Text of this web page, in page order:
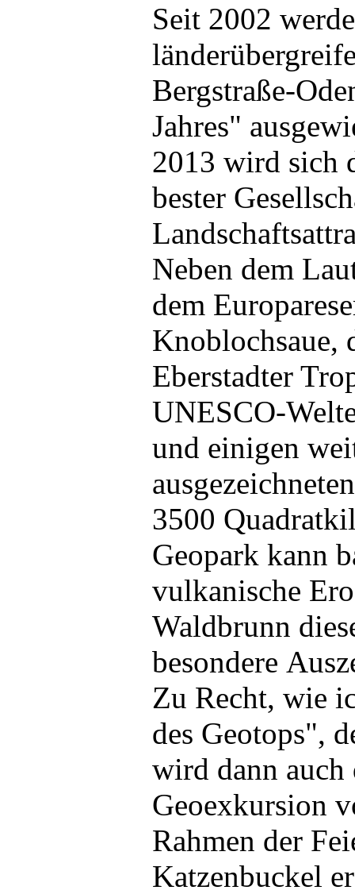
Seit 2002
Bergstraße-
Jahres"
2013 wird sich
bester
Neben dem
dem
Knoblochsaue,
Eberstadter
UNESCO-
und einigen
3500
Geopark kann
vulkanische
Waldbrunn
besondere
Zu Recht, wie
des Geotops",
wird dann auch
Geoexkursion
Rahmen der
Katzenbuckel